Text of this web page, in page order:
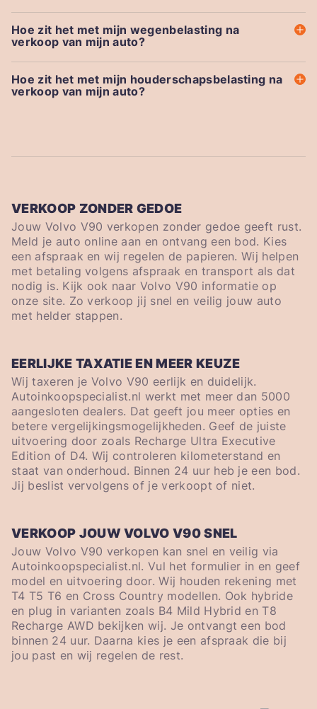
Hoe zit het met mijn wegenbelasting na
verkoop van mijn auto?
Hoe zit het met mijn houderschapsbelasting na
verkoop van mijn auto?
VERKOOP ZONDER GEDOE
Jouw Volvo V90 verkopen zonder gedoe geeft rust.
Meld je auto online aan en ontvang een bod. Kies
een afspraak en wij regelen de papieren. Wij helpen
met betaling volgens afspraak en transport als dat
nodig is. Kijk ook naar Volvo V90 informatie op
onze site. Zo verkoop jij snel en veilig jouw auto
met helder stappen.
EERLIJKE TAXATIE EN MEER KEUZE
Wij taxeren je Volvo V90 eerlijk en duidelijk.
Autoinkoopspecialist.nl werkt met meer dan 5000
aangesloten dealers. Dat geeft jou meer opties en
betere vergelijkingsmogelijkheden. Geef de juiste
uitvoering door zoals Recharge Ultra Executive
Edition of D4. Wij controleren kilometerstand en
staat van onderhoud. Binnen 24 uur heb je een bod.
Jij beslist vervolgens of je verkoopt of niet.
VERKOOP JOUW VOLVO V90 SNEL
Jouw Volvo V90 verkopen kan snel en veilig via
Autoinkoopspecialist.nl. Vul het formulier in en geef
model en uitvoering door. Wij houden rekening met
T4 T5 T6 en Cross Country modellen. Ook hybride
en plug in varianten zoals B4 Mild Hybrid en T8
Recharge AWD bekijken wij. Je ontvangt een bod
binnen 24 uur. Daarna kies je een afspraak die bij
jou past en wij regelen de rest.